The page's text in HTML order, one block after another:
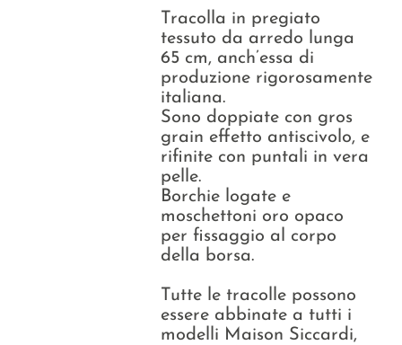
Tracolla in pregiato
tessuto da arredo lunga
65 cm, anch’essa di
produzione rigorosamente
italiana.
Sono doppiate con gros
grain effetto antiscivolo, e
rifinite con puntali in vera
pelle.
Borchie logate e
moschettoni oro opaco
per fissaggio al corpo
della borsa.
Tutte le tracolle possono
essere abbinate a tutti i
modelli Maison Siccardi,